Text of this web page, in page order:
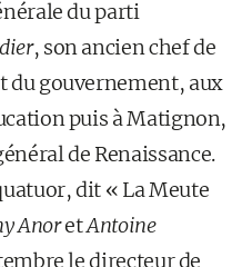
du parti
, son ancien chef de
du gouvernement, aux
puis à Matignon,
de Renaissance.
dit « La Meute
AnoretAntoine
le directeur de